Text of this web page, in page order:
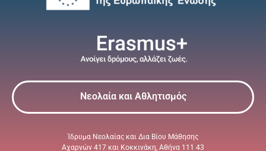
Νεολαία και Αθλητισμός
Ίδρυμα Νεολαίας και Δια Βίου Μάθησης
Αχαρνών 417 και Κοκκινάκη, Αθήνα 111 43